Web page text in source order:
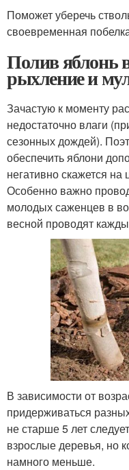
Поможет уберечь
своевременная
Полив яблонь
рыхление и
Зачастую к моменту
недостаточно влаги
сезонных дождей).
обеспечить яблони
негативно скажется на
Особенно важно
молодых саженцев в
весной проводят
В зависимости от
придерживаться
не старше 5 лет
взрослые деревья, но
намного меньше.